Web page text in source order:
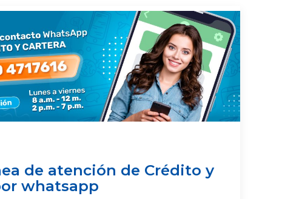
de atención de Crédito y
whatsapp